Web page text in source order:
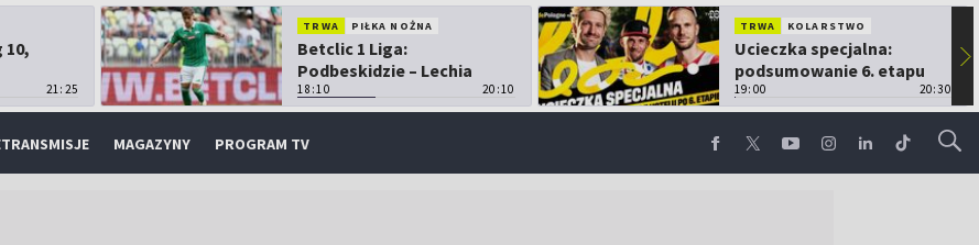
10,
21:25
TRWA PIŁKA NOŻNA
Betclic 1 Liga:
Podbeskidzie – Lechia
Gdańsk
18:10 20:10
TRWA KOLARSTWO
Ucieczka specjalna:
podsumowanie 6. etapu
TdP
19:00 20:30
▶
MAGAZYNY PROGRAM TV